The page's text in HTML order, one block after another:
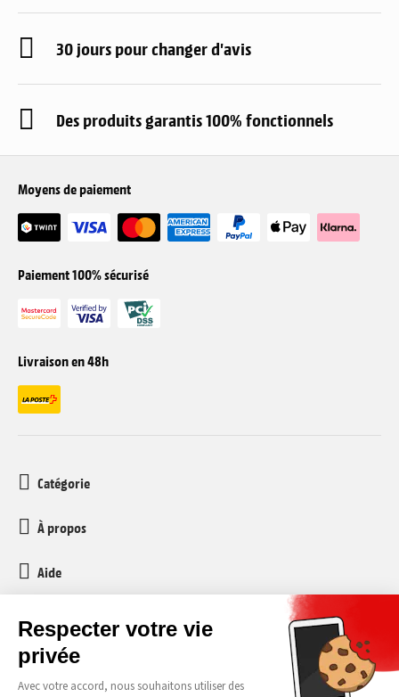
30 jours pour changer d'avis
Des produits garantis 100% fonctionnels
Moyens de paiement
Paiement 100% sécurisé
Livraison en 48h
Catégorie
À propos
Aide
Service client
media-markt-refurbished@recommerce.com